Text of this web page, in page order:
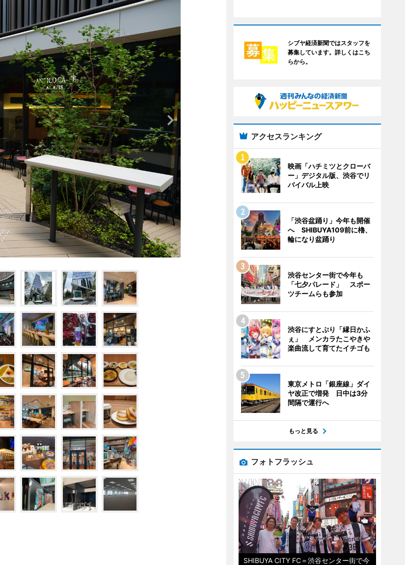
シブヤ経済新聞ではスタッフを
募集しています。詳しくはこち
らから。
アクセスランキング
映画「ハチミツとクローバ
ー」デジタル版、渋谷でリ
バイバル上映
「渋谷盆踊り」今年も開催
へ SHIBUYA109前に櫓、
輪になり盆踊り
渋谷センター街で今年も
「七夕パレード」 スポー
ツチームらも参加
渋谷にすとぷり「縁日かふ
ぇ」 メンカラたこやきや
楽曲流して育てたイチゴも
東京メトロ「銀座線」ダイ
ヤ改正で増発 日中は3分
間隔で運行へ
もっと見る
フォトフラッシュ
SHIBUYA CITY FC＝渋谷センター街で今